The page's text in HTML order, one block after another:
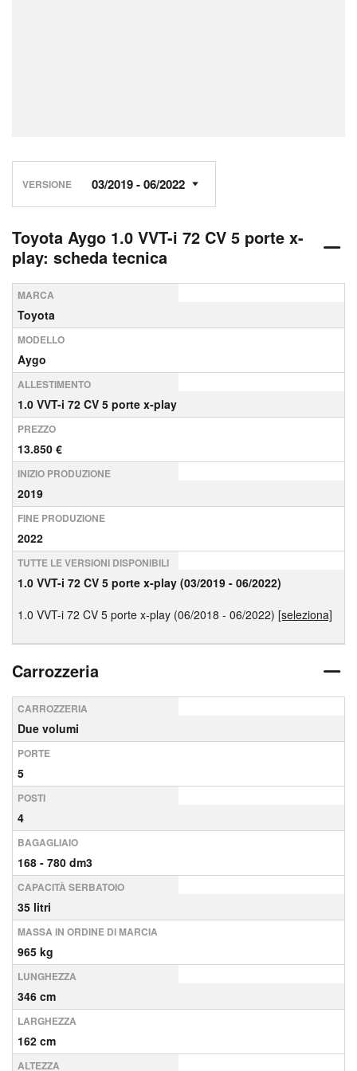
VERSIONE
Toyota Aygo 1.0 VVT-i 72 CV 5 porte x-
play: scheda tecnica
MARCA
Toyota
MODELLO
Aygo
ALLESTIMENTO
1.0 VVT-i 72 CV 5 porte x-play
PREZZO
13.850 €
INIZIO PRODUZIONE
2019
FINE PRODUZIONE
2022
TUTTE LE VERSIONI DISPONIBILI
1.0 VVT-i 72 CV 5 porte x-play (03/2019 - 06/2022)
1.0 VVT-i 72 CV 5 porte x-play (06/2018 - 06/2022) [seleziona]
Carrozzeria
CARROZZERIA
Due volumi
PORTE
5
POSTI
4
BAGAGLIAIO
168 - 780 dm3
CAPACITÀ SERBATOIO
35 litri
MASSA IN ORDINE DI MARCIA
965 kg
LUNGHEZZA
346 cm
LARGHEZZA
162 cm
ALTEZZA